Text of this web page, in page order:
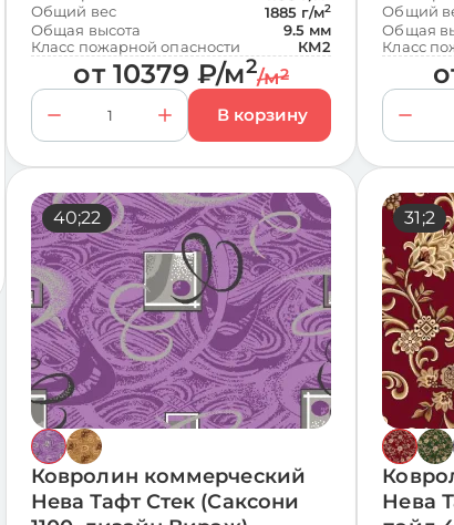
Общий вес 1885 г/м2
Общая высота
9.5 мм
Класс пожарной опасности
КМ2
от 10379 ₽/м2/м2
Общий
Общая
Класс
40;22 17;23
Ковролин коммерческий
Нева Тафт Стек (Саксони
31;2
Нева